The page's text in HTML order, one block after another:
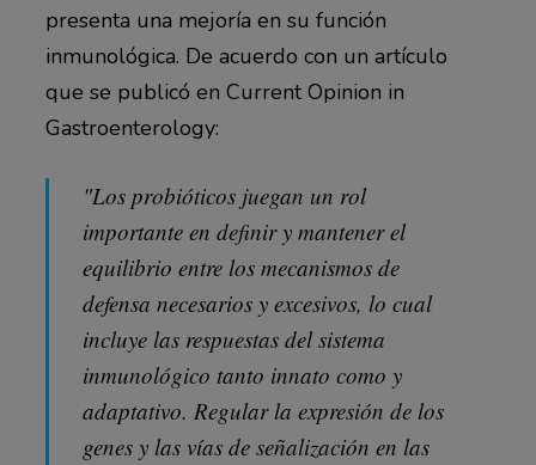
presenta una mejoría en su función
inmunológica. De acuerdo con un artículo
que se publicó en Current Opinion in
Gastroenterology:
"Los probióticos juegan un rol
importante en definir y mantener el
equilibrio entre los mecanismos de
defensa necesarios y excesivos, lo cual
incluye las respuestas del sistema
inmunológico tanto innato como y
adaptativo. Regular la expresión de los
genes y las vías de señalización en las